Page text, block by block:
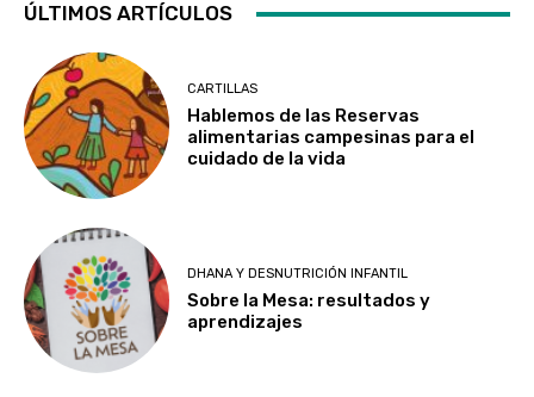
ÚLTIMOS ARTÍCULOS
CARTILLAS
Hablemos de las Reservas
alimentarias campesinas para el
cuidado de la vida
DHANA Y DESNUTRICIÓN INFANTIL
Sobre la Mesa: resultados y
aprendizajes